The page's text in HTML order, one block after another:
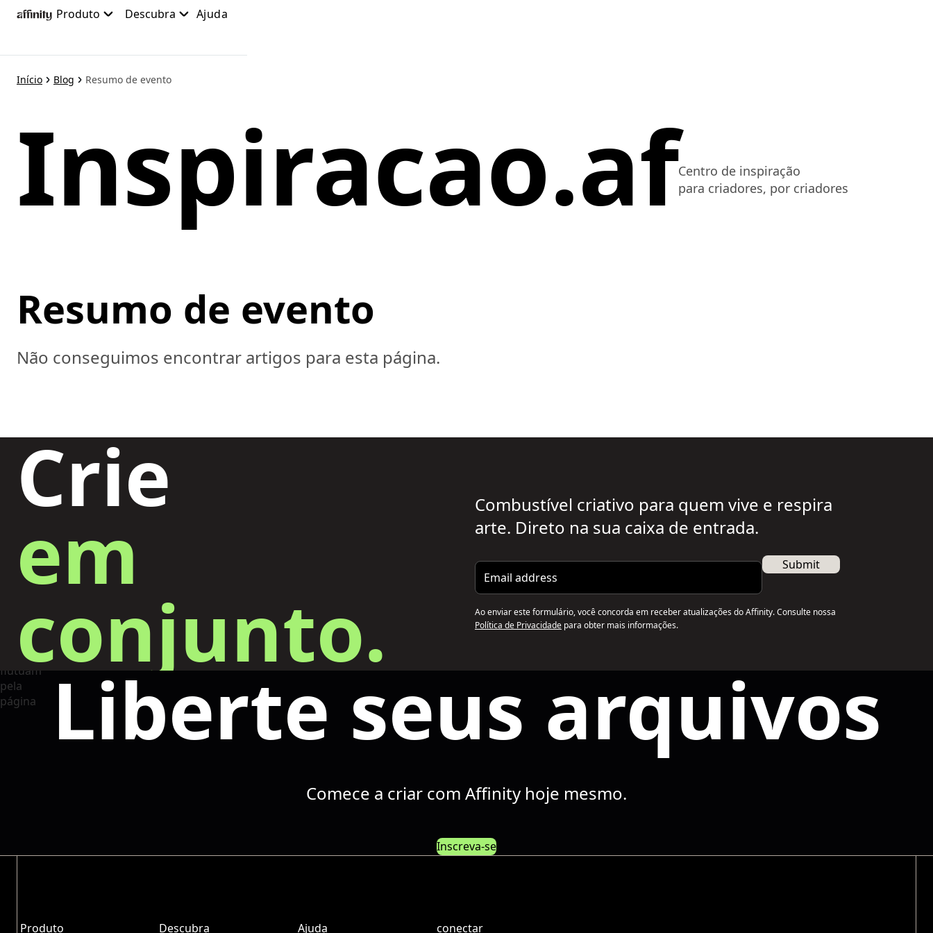
Pular
para
conteúdo
Produto Descubra Ajuda
Início Blog Resumo de evento
Inspiracao.afCentro de inspiração
para criadores, por criadores
Resumo de evento
Não conseguimos encontrar artigos para esta página.
Crie
em
conjunto.
Combustível criativo para quem vive e respira
arte. Direto na sua caixa de entrada.
Email address Submit
Ao enviar este formulário, você concorda em receber atualizações do Affinity. Consulte nossa
Política de Privacidade para obter mais informações.
Liberte seus arquivos
Comece a criar com Affinity hoje mesmo.
Inscreva-se
Produto Descubra Ajuda conectar